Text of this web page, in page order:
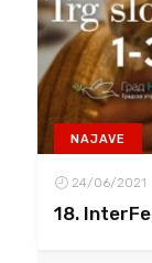
NAJAVE
24/06/2021
18.